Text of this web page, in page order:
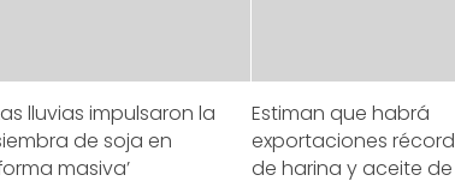
lluvias impulsaron la
de soja en
masiva’
Estiman que habrá
exportaciones récord
de harina y aceite de